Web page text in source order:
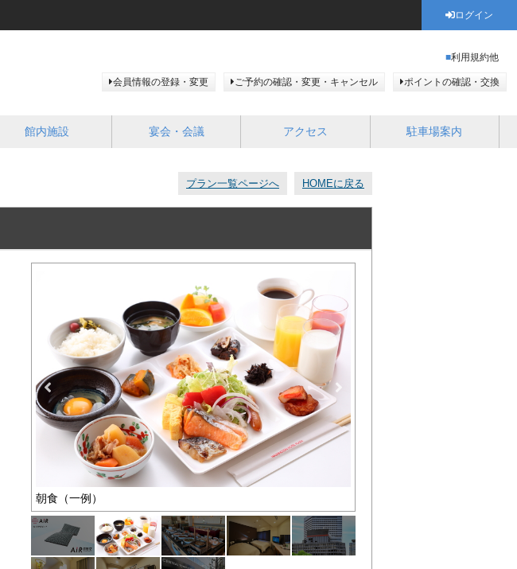
ログイン
利用規約他
会員情報の登録・変更 ご予約の確認・変更・キャンセル ポイントの確認・交換
館内施設 宴会・会議 アクセス 駐車場案内
プラン一覧ページへ HOMEに戻る
朝食（一例）